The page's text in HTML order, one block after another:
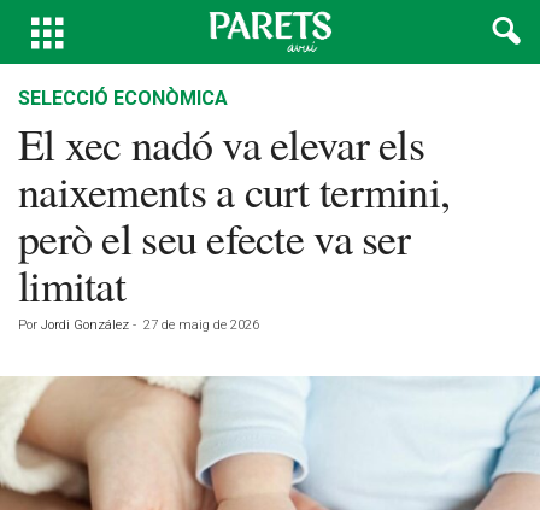
SELECCIÓ ECONÒMICA
El xec nadó va elevar els
naixements a curt termini,
però el seu efecte va ser
limitat
Por Jordi González - 27 de maig de 2026